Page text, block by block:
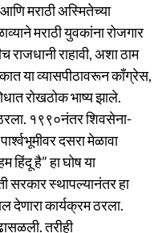
मराठी अस्मितेच्या
मराठी युवकांना रोजगार
राजधानी राहावी, अशा ठाम
या व्यासपीठावरून काँग्रेस,
रोखठोक भाष्य झाले.
ठरला. १९९०नंतर शिवसेना-
दसरा मेळावा
हिंदू है” हा घोष या
सरकार स्थापल्यानंतर हा
देणारा कार्यक्रम ठरला.
तरीही